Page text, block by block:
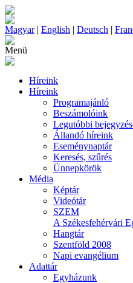
Magyar| English | Deutsch |
Menü
Híreink
Híreink
Programajánló
Beszámolóink
Legutóbbi
Állandó híreink
Eseménynaptár
Keresés, szűrés
Ünnepkörök
Média
Képtár
Videótár
SZEM
A Székesfehérvári
Hangtár
Szentföld 2008
Napi evangélium
Adattár
Egyházunk